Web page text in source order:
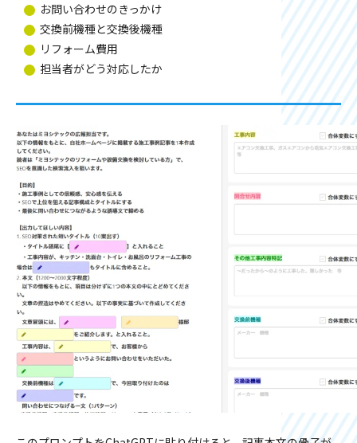
お問い合わせのきっかけ
交換前機種と交換後機種
リフォーム費用
担当者がどう対応したか